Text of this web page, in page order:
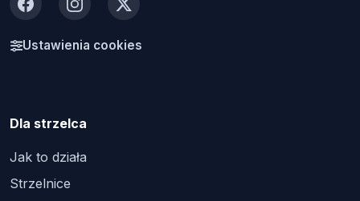
FacebookInstagram
X
Ustawienia cookies
Dla strzelca
Jak to działa
Strzelnice